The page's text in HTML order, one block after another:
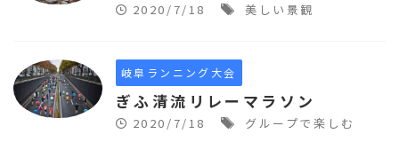
2020/7/18 美しい景観
岐阜ランニング大会
ぎふ清流リレーマラソン
2020/7/18 グループで楽しむ